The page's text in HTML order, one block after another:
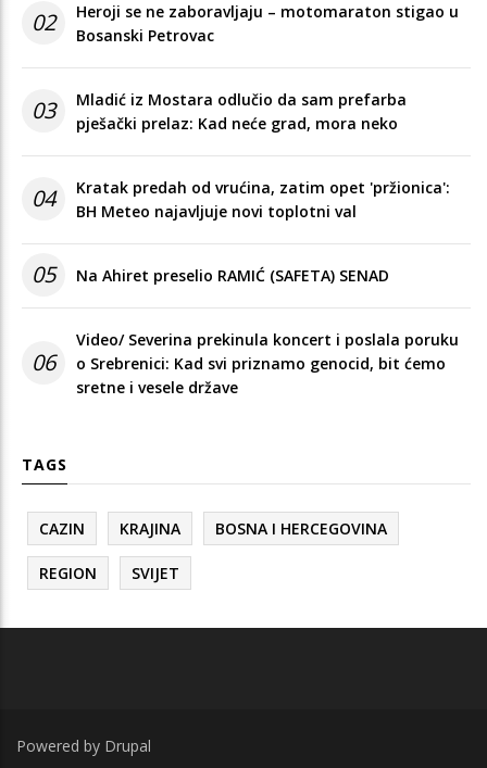
02
Heroji se ne zaboravljaju – motomaraton stigao u
Bosanski Petrovac
03
Mladić iz Mostara odlučio da sam prefarba
pješački prelaz: Kad neće grad, mora neko
04
Kratak predah od vrućina, zatim opet 'pržionica':
BH Meteo najavljuje novi toplotni val
05 Na Ahiret preselio RAMIĆ (SAFETA) SENAD
06
Video/ Severina prekinula koncert i poslala poruku
o Srebrenici: Kad svi priznamo genocid, bit ćemo
sretne i vesele države
TAGS
CAZIN KRAJINA BOSNA I HERCEGOVINA
REGION SVIJET
Powered by Drupal